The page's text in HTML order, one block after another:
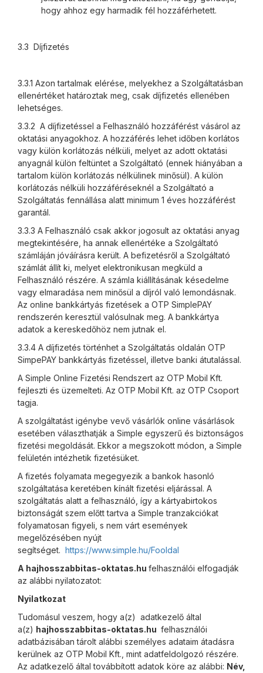
hogy ahhoz egy harmadik fél hozzáférhetett.
3.3 Díjfizetés
3.3.1 Azon tartalmak elérése, melyekhez a Szolgáltatásban
ellenértéket határoztak meg, csak díjfizetés ellenében
lehetséges.
3.3.2 A díjfizetéssel a Felhasználó hozzáférést vásárol az
oktatási anyagokhoz. A hozzáférés lehet időben korlátos
vagy külön korlátozás nélküli, melyet az adott oktatási
anyagnál külön feltüntet a Szolgáltató (ennek hiányában a
tartalom külön korlátozás nélkülinek minősül). A külön
korlátozás nélküli hozzáféréseknél a Szolgáltató a
Szolgáltatás fennállása alatt minimum 1 éves hozzáférést
garantál.
3.3.3 A Felhasználó csak akkor jogosult az oktatási anyag
megtekintésére, ha annak ellenértéke a Szolgáltató
számláján jóváírásra került. A befizetésről a Szolgáltató
számlát állít ki, melyet elektronikusan megküld a
Felhasználó részére. A számla kiállításának késedelme
vagy elmaradása nem minősül a díjról való lemondásnak.
Az online bankkártyás fizetések a OTP SimplePAY
rendszerén keresztül valósulnak meg. A bankkártya
adatok a kereskedőhöz nem jutnak el.
3.3.4 A díjfizetés történhet a Szolgáltatás oldalán OTP
SimpePAY bankkártyás fizetéssel, illetve banki átutalással.
A Simple Online Fizetési Rendszert az OTP Mobil Kft.
fejleszti és üzemelteti. Az OTP Mobil Kft. az OTP Csoport
tagja.
A szolgáltatást igénybe vevő vásárlók online vásárlások
esetében választhatják a Simple egyszerű és biztonságos
fizetési megoldását. Ekkor a megszokott módon, a Simple
felületén intézhetik fizetésüket.
A fizetés folyamata megegyezik a bankok hasonló
szolgáltatása keretében kínált fizetési eljárással. A
szolgáltatás alatt a felhasználó, így a kártyabirtokos
biztonságát szem előtt tartva a Simple tranzakciókat
folyamatosan figyeli, s nem várt események
megelőzésében nyújt
segítséget. https://www.simple.hu/Fooldal
A hajhosszabbitas-oktatas.hu felhasználói elfogadják
az alábbi nyilatozatot:
Nyilatkozat
Tudomásul veszem, hogy a(z) adatkezelő által
a(z) hajhosszabbitas-oktatas.hu felhasználói
adatbázisában tárolt alábbi személyes adataim átadásra
kerülnek az OTP Mobil Kft., mint adatfeldolgozó részére.
Az adatkezelő által továbbított adatok köre az alábbi: Név,